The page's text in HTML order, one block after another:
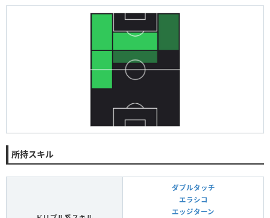
所持スキル
ダブルタッチ
エラシコ
エッジターン